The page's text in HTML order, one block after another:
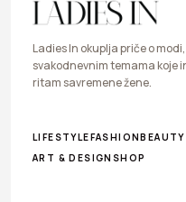
Ladies In okuplja priče o
svakodnevnim temama koje
ritam savremene žene.
LIFESTYLEFASHION
ART & DESIGN SHOP